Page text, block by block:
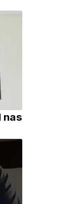
nas